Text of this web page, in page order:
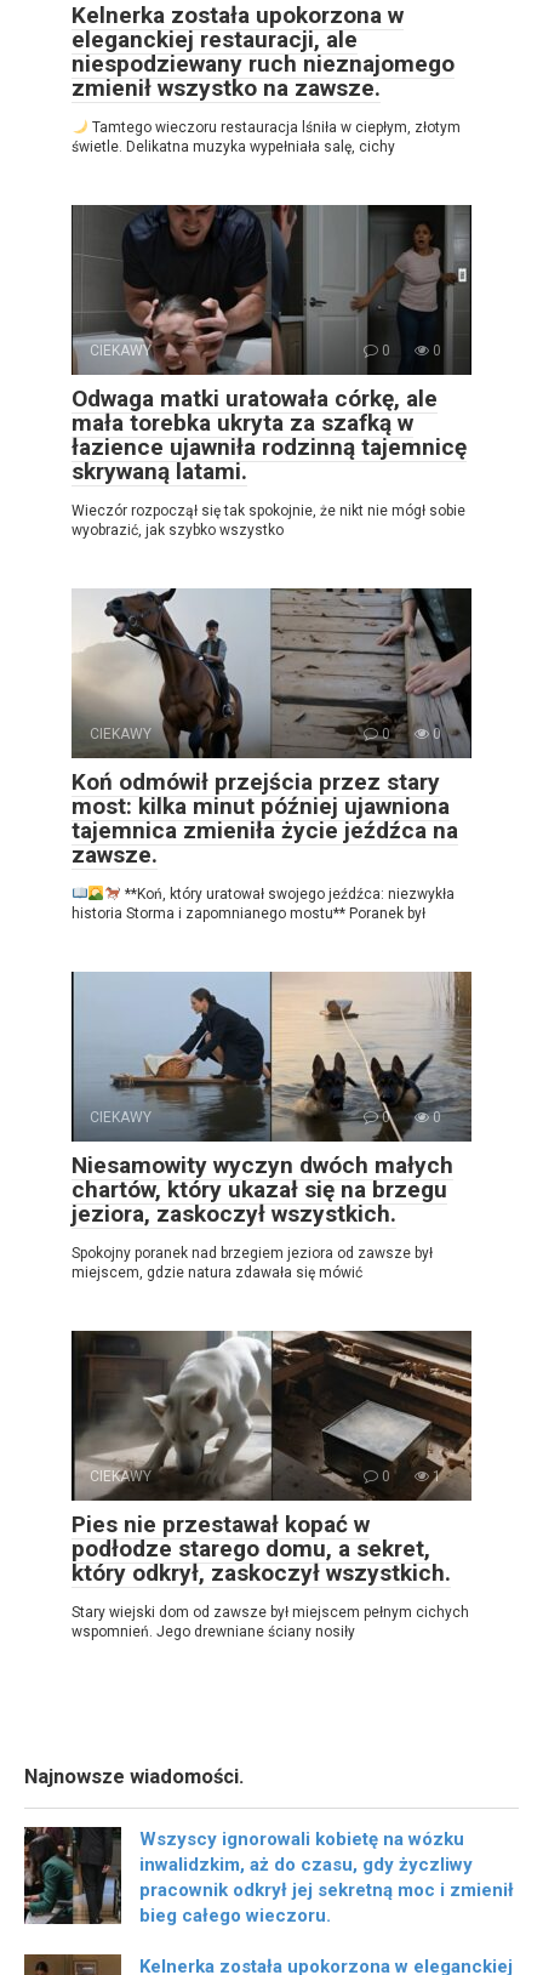
Kelnerka została upokorzona w
eleganckiej restauracji, ale
niespodziewany ruch nieznajomego
zmienił wszystko na zawsze.
Tamtego wieczoru restauracja lśniła w ciepłym, złotym
świetle. Delikatna muzyka wypełniała salę, cichy
CIEKAWY 0 0
Odwaga matki uratowała córkę, ale
mała torebka ukryta za szafką w
łazience ujawniła rodzinną tajemnicę
skrywaną latami.
Wieczór rozpoczął się tak spokojnie, że nikt nie mógł sobie
wyobrazić, jak szybko wszystko
CIEKAWY 0 0
Koń odmówił przejścia przez stary
most: kilka minut później ujawniona
tajemnica zmieniła życie jeźdźca na
zawsze.
**Koń, który uratował swojego jeźdźca: niezwykła
historia Storma i zapomnianego mostu** Poranek był
CIEKAWY 0 0
Niesamowity wyczyn dwóch małych
chartów, który ukazał się na brzegu
jeziora, zaskoczył wszystkich.
Spokojny poranek nad brzegiem jeziora od zawsze był
miejscem, gdzie natura zdawała się mówić
CIEKAWY 0 1
Pies nie przestawał kopać w
podłodze starego domu, a sekret,
który odkrył, zaskoczył wszystkich.
Stary wiejski dom od zawsze był miejscem pełnym cichych
wspomnień. Jego drewniane ściany nosiły
Najnowsze wiadomości.
Wszyscy ignorowali kobietę na wózku
inwalidzkim, aż do czasu, gdy życzliwy
pracownik odkrył jej sekretną moc i zmienił
bieg całego wieczoru.
Kelnerka została upokorzona w eleganckiej